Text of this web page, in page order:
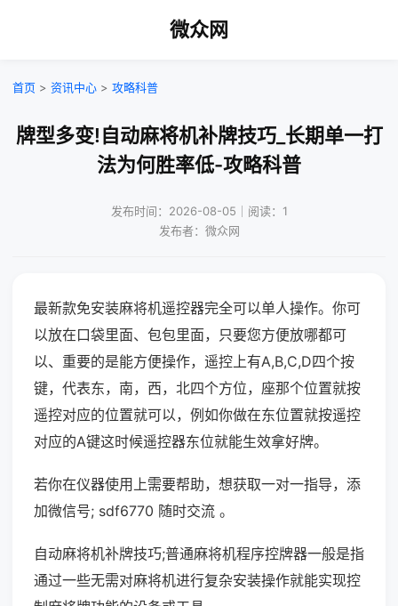
微众网
首页 > 资讯中心 > 攻略科普
牌型多变!自动麻将机补牌技巧_长期单一打
法为何胜率低-攻略科普
发布时间：2026-08-05｜阅读：1
发布者：微众网
最新款免安装麻将机遥控器完全可以单人操作。你可
以放在口袋里面、包包里面，只要您方便放哪都可
以、重要的是能方便操作，遥控上有A,B,C,D四个按
键，代表东，南，西，北四个方位，座那个位置就按
遥控对应的位置就可以，例如你做在东位置就按遥控
对应的A键这时候遥控器东位就能生效拿好牌。
若你在仪器使用上需要帮助，想获取一对一指导，添
加微信号; sdf6770 随时交流 。
自动麻将机补牌技巧;普通麻将机程序控牌器一般是指
通过一些无需对麻将机进行复杂安装操作就能实现控